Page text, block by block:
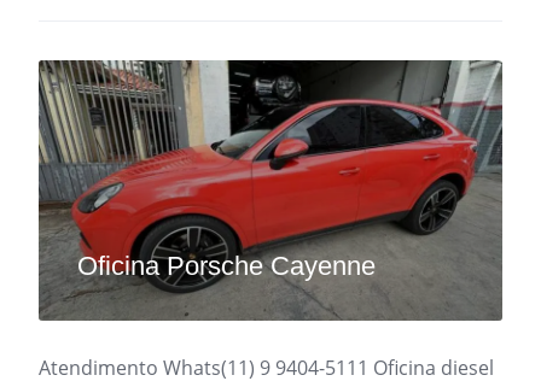
Oficina Porsche Cayenne
Atendimento Whats(11) 9 9404-5111 Oficina diesel